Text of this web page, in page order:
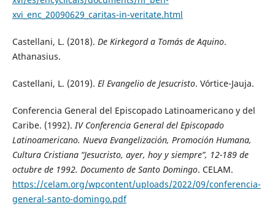
xvi_enc_20090629_caritas-in-veritate.html
Castellani, L. (2018). De Kirkegord a Tomás de Aquino.
Athanasius.
Castellani, L. (2019). El Evangelio de Jesucristo. Vórtice-Jauja.
Conferencia General del Episcopado Latinoamericano y del
Caribe. (1992).IV Conferencia General del Episcopado
Latinoamericano. Nueva Evangelización, Promoción Humana,
Cultura Cristiana “Jesucristo, ayer, hoy y siempre”, 12-189 de
octubre de 1992. Documento de Santo Domingo. CELAM.
https://celam.org/wpcontent/uploads/2022/09/conferencia-
general-santo-domingo.pdf